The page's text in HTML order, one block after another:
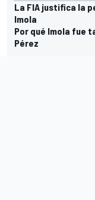
La FIA justifica la
Imola
Por qué Imola fue
Pérez